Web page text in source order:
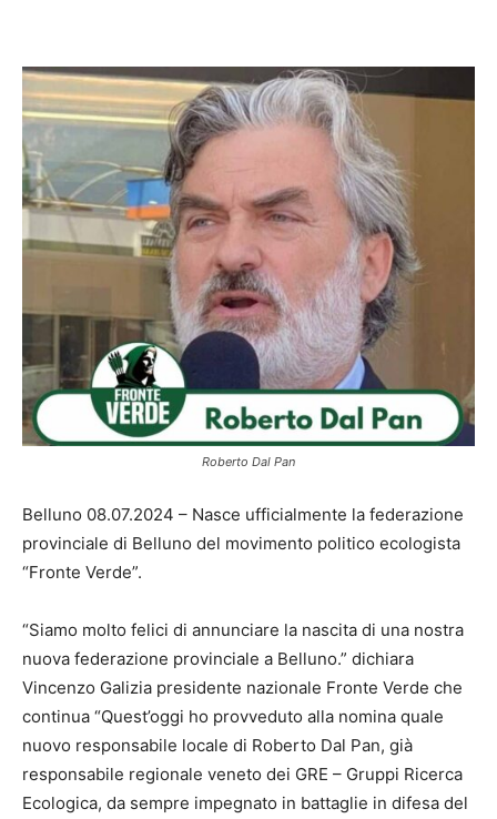
Roberto Dal Pan
Belluno 08.07.2024 – Nasce ufficialmente la federazione
provinciale di Belluno del movimento politico ecologista
“Fronte Verde”.
“Siamo molto felici di annunciare la nascita di una nostra
nuova federazione provinciale a Belluno.” dichiara
Vincenzo Galizia presidente nazionale Fronte Verde che
continua “Quest’oggi ho provveduto alla nomina quale
nuovo responsabile locale di Roberto Dal Pan, già
responsabile regionale veneto dei GRE – Gruppi Ricerca
Ecologica, da sempre impegnato in battaglie in difesa del